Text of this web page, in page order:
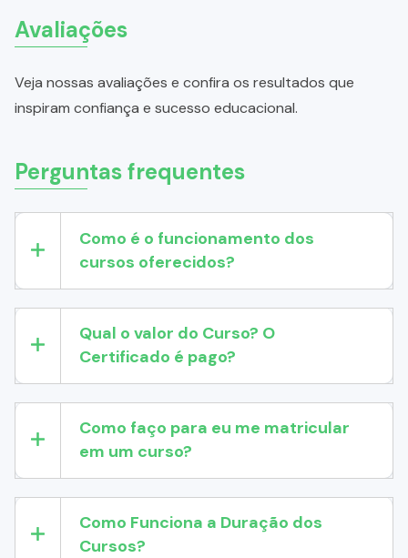
Avaliações
Veja nossas avaliações e confira os resultados que
inspiram confiança e sucesso educacional.
Perguntas frequentes
Como é o funcionamento dos
cursos oferecidos?
Qual o valor do Curso? O
Certificado é pago?
Como faço para eu me matricular
em um curso?
Como Funciona a Duração dos
Cursos?